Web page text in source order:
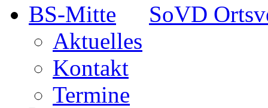
SoVD
Aktuelles
Kontakt
Termine